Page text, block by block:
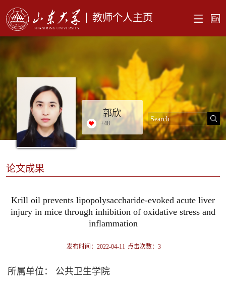
教师个人主页
郭欣
+48
论文成果
Krill oil prevents lipopolysaccharide-evoked acute liver
injury in mice through inhibition of oxidative stress and
inflammation
发布时间：2022-04-11 点击次数： 3
所属单位： 公共卫生学院